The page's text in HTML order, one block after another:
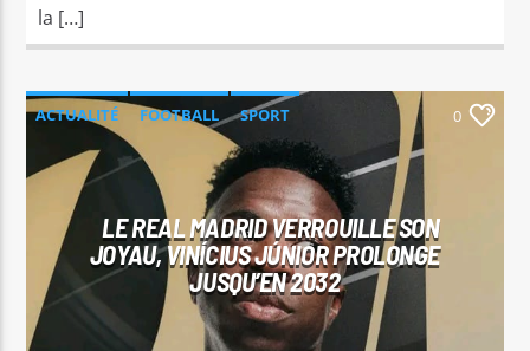
la […]
ACTUALITÉ FOOTBALL SPORT 0
LE REAL MADRID VERROUILLE SON
JOYAU, VINÍCIUS JÚNIOR PROLONGE
JUSQU’EN 2032